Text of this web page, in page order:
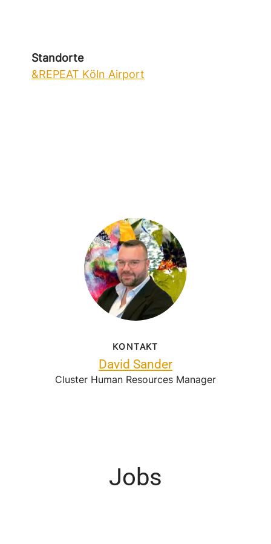
Standorte
&REPEAT Köln Airport
KONTAKT
David Sander
Cluster Human Resources Manager
Jobs